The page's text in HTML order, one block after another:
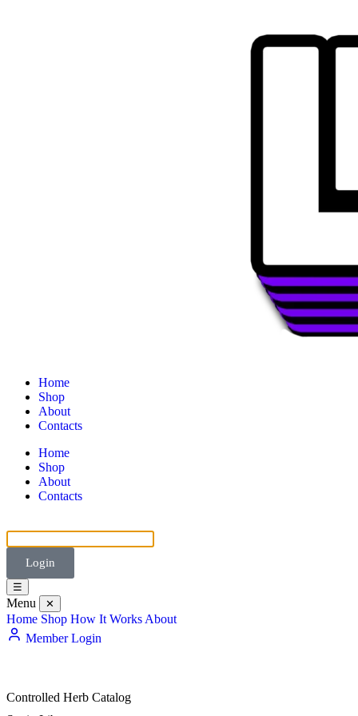
Home
Shop
About
Contacts
Home
Shop
About
Contacts
Login
☰
Menu ✕
Home Shop How It Works About
Member Login
Controlled Herb Catalog